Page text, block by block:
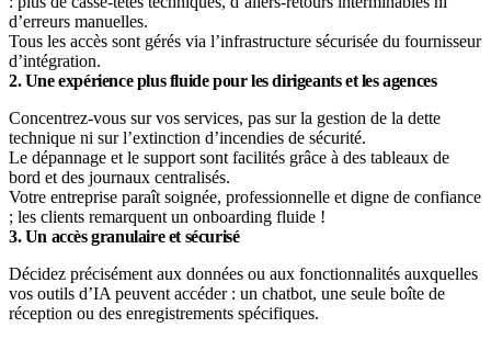
d’erreurs manuelles.
Tous les accès sont gérés via l’infrastructure sécurisée du fournisseur
d’intégration.
2. Une expérience plus fluide pour les dirigeants et les agences
Concentrez-vous sur vos services, pas sur la gestion de la dette
technique ni sur l’extinction d’incendies de sécurité.
Le dépannage et le support sont facilités grâce à des tableaux de
bord et des journaux centralisés.
Votre entreprise paraît soignée, professionnelle et digne de confiance
; les clients remarquent un onboarding fluide !
3. Un accès granulaire et sécurisé
Décidez précisément aux données ou aux fonctionnalités auxquelles
vos outils d’IA peuvent accéder : un chatbot, une seule boîte de
réception ou des enregistrements spécifiques.